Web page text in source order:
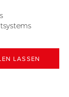
LASSEN